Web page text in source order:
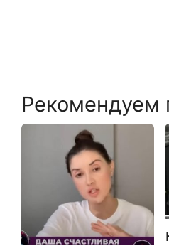
Рекомендуем